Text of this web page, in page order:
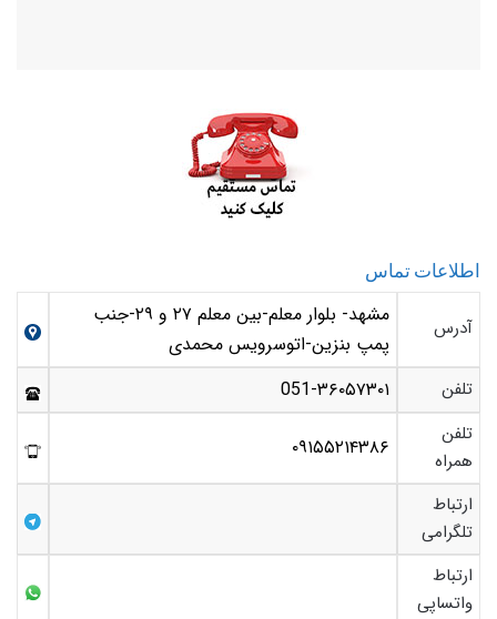
اطلاعات تماس
آدرس
مشهد- بلوار معلم-بین معلم ۲۷ و ۲۹-جنب
پمپ بنزین-اتوسرویس محمدی
تلفن 051-۳۶۰۵۷۳۰۱
تلفن
همراه
۰۹۱۵۵۲۱۴۳۸۶
ارتباط
تلگرامی
ارتباط
واتساپی